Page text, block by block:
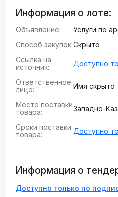
Информация о лоте:
Объявление:
Услуги по
Способ закупок:Скрыто
Ссылка на
источник:
Доступно
Ответственное
лицо:
Имя скрыто
Место поставки
товара:
Западно-
Сроки поставки
товара:
Доступно
Информация о
Доступно только по